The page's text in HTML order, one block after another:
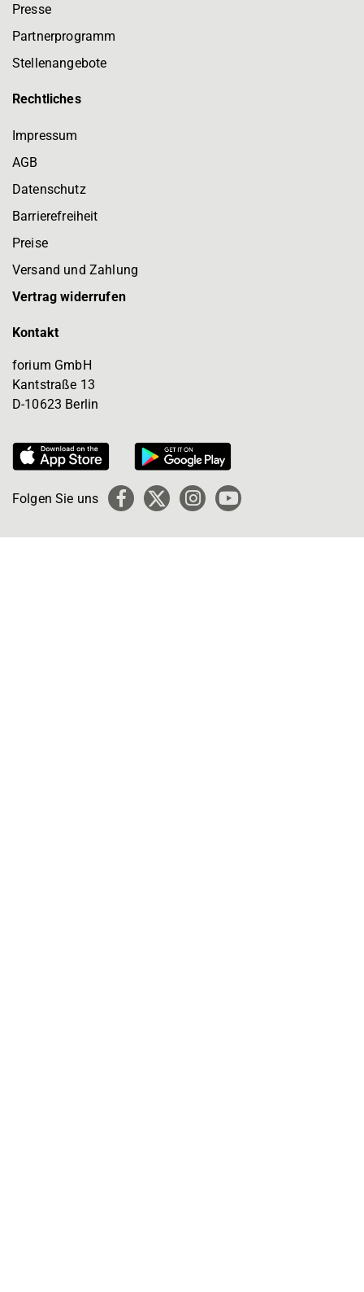
Presse
Partnerprogramm
Stellenangebote
Rechtliches
Impressum
AGB
Datenschutz
Barrierefreiheit
Preise
Versand und Zahlung
Vertrag widerrufen
Kontakt
forium GmbH
Kantstraße 13
D-10623 Berlin
Folgen Sie uns Facebook
X
Instagram